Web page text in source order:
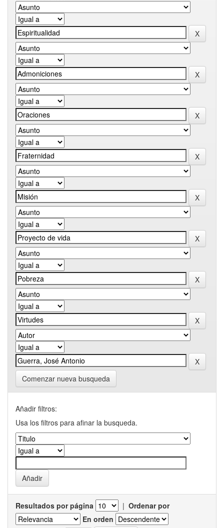
Comenzar nueva busqueda
Añadir filtros:
Usa los filtros para afinar la busqueda.
Resultados por página | Ordenar por
En orden